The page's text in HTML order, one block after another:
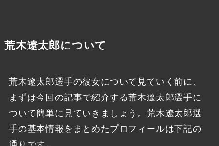
荒木遼太郎について
荒木遼太郎選手の彼女について見ていく前に、
まずは今回の記事で紹介する荒木遼太郎選手に
ついて簡単に見ていきましょう。荒木遼太郎選
手の基本情報をまとめたプロフィールは下記の